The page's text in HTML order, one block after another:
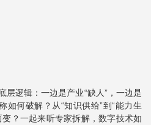
层逻辑：一边是产业“缺人”，一边是
何破解？从“知识供给”到“能力生
？一起来听专家拆解，数字技术如